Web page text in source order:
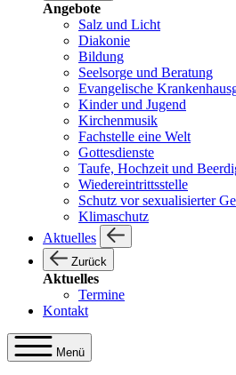
Angebote
Salz und Licht
Diakonie
Bildung
Seelsorge und Beratung
Evangelische
Kinder und Jugend
Kirchenmusik
Fachstelle eine Welt
Gottesdienste
Taufe, Hochzeit und
Wiedereintrittsstelle
Schutz vor sexualisierter
Klimaschutz
Aktuelles
Zurück
Aktuelles
Termine
Kontakt
Menü